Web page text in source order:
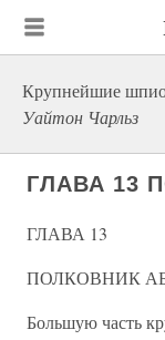
Крупнейшие
Уайтон Чарльз
ГЛАВА 13
ГЛАВА 13
ПОЛКОВНИК
Большую часть